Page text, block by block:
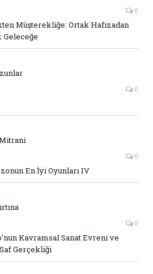
0
Müşterekliğe: Ortak Hafızadan
0
0
En İyi Oyunları IV
0
Kavramsal Sanat Evreni ve
Gerçekliği